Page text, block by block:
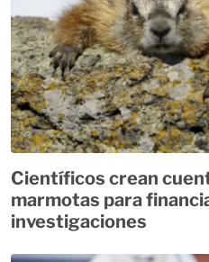
Científicos crean
marmotas para
investigaciones